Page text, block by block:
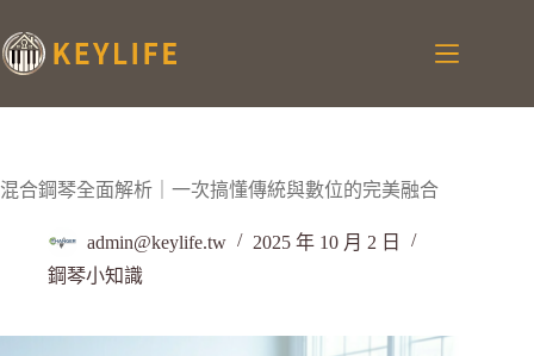
混合鋼琴全面解析｜一次搞懂傳統與數位的完美融合
admin@keylife.tw
2025 年 10 月 2 日
鋼琴小知識